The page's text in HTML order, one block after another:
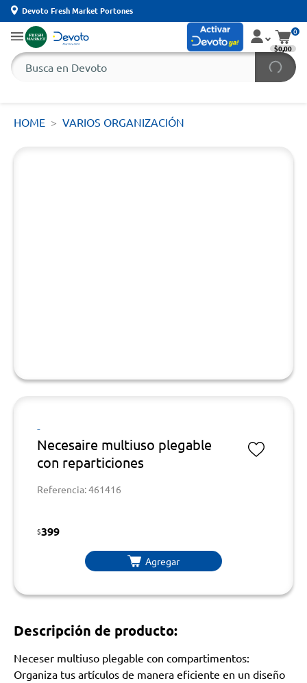
Devoto Fresh Market Portones
0
$0,00
HOME VARIOS ORGANIZACIÓN
-
Necesaire multiuso plegable
con reparticiones
Referencia: 461416
$399
Agregar
Descripción de producto:
Neceser multiuso plegable con compartimentos:
Organiza tus artículos de manera eficiente en un diseño